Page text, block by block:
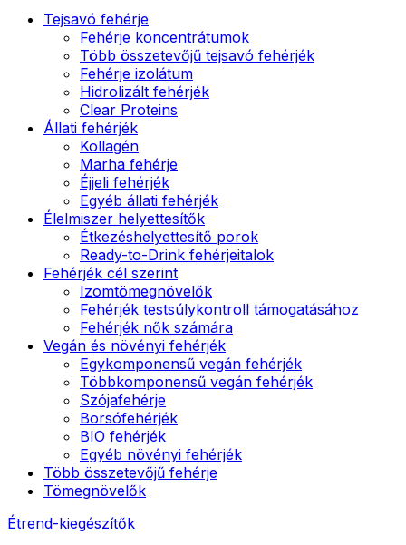
Tejsavó fehérje
Fehérje koncentrátumok
Több összetevőjű tejsavó fehérjék
Fehérje izolátum
Hidrolizált fehérjék
Clear Proteins
Állati fehérjék
Kollagén
Marha fehérje
Éjjeli fehérjék
Egyéb állati fehérjék
Élelmiszer helyettesítők
Étkezéshelyettesítő porok
Ready-to-Drink fehérjeitalok
Fehérjék cél szerint
Izomtömegnövelők
Fehérjék testsúlykontroll támogatásához
Fehérjék nők számára
Vegán és növényi fehérjék
Egykomponensű vegán fehérjék
Többkomponensű vegán fehérjék
Szójafehérje
Borsófehérjék
BIO fehérjék
Egyéb növényi fehérjék
Több összetevőjű fehérje
Tömegnövelők
Étrend-kiegészítők